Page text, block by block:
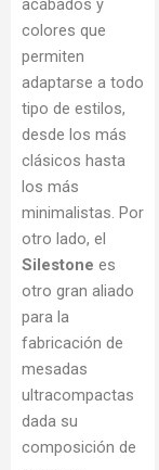
acabados y
colores que
permiten
adaptarse a todo
tipo de estilos,
desde los más
clásicos hasta
los más
minimalistas. Por
otro lado, el
Silestone es
otro gran aliado
para la
fabricación de
mesadas
ultracompactas
dada su
composición de